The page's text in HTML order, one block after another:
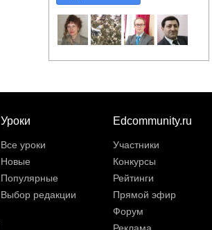
Уроки
Все уроки
Новые
Популярные
Выбор редакции
Edcommunity.ru
Участники
Конкурсы
Рейтинги
Прямой эфир
Форум
Реклама